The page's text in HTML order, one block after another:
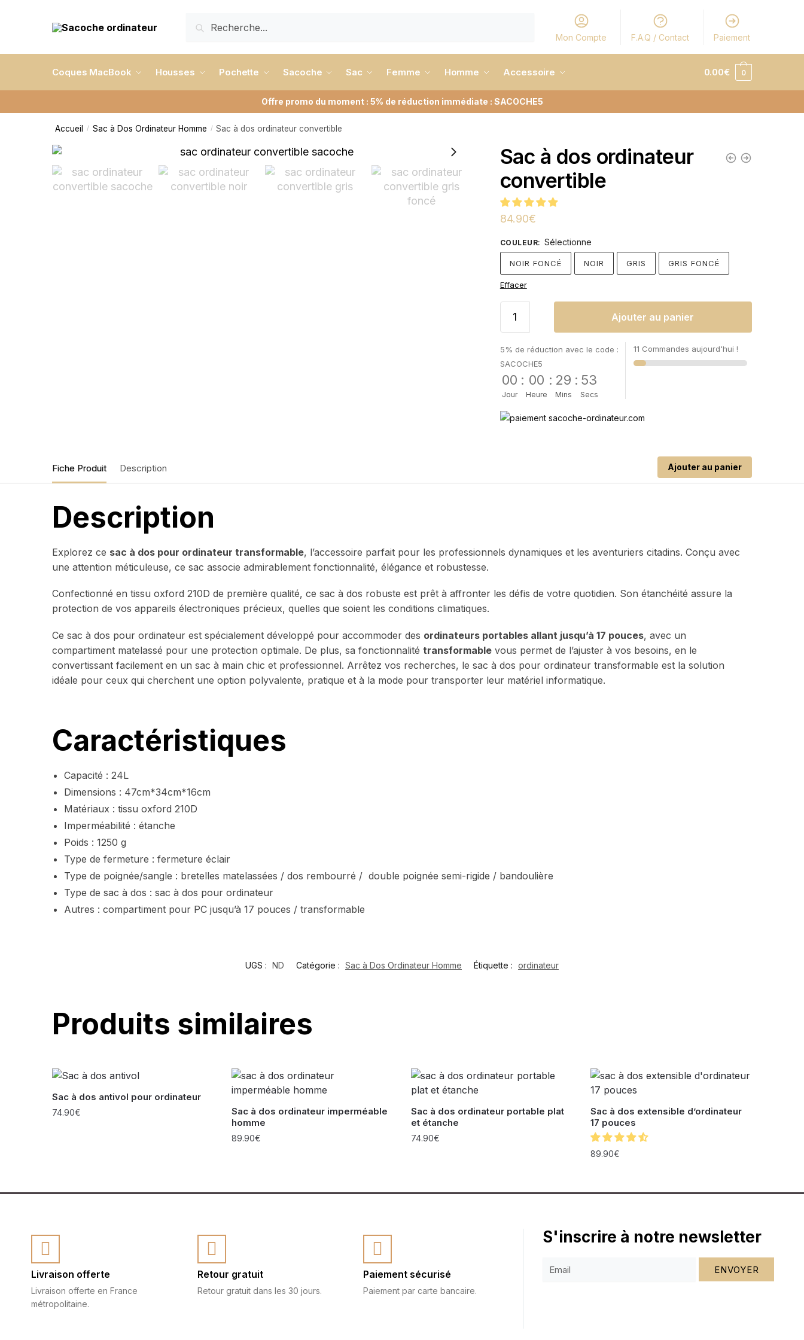
Mon Compte F.A.Q / Contact Paiement
Coques MacBook Housses Pochette Sacoche Sac Femme Homme Accessoire 0.00€ 0
Offre promo du moment : 5% de réduction immédiate : SACOCHE5
Accueil / Sac à Dos Ordinateur Homme / Sac à dos ordinateur convertible
Sac à dos ordinateur
convertible
84.90€
COULEUR: Sélectionne
NOIR FONCÉ NOIR GRIS GRIS FONCÉ
Effacer
Ajouter au panier
5% de réduction avec le code :
SACOCHE5
00
Jour
: 00
Heure
: 29
Mins
: 52
Secs
11 Commandes aujourd'hui !
Fiche Produit Description Ajouter au panier
Description
Explorez ce sac à dos pour ordinateur transformable, l’accessoire parfait pour les professionnels dynamiques et les aventuriers citadins. Conçu avec
une attention méticuleuse, ce sac associe admirablement fonctionnalité, élégance et robustesse.
Confectionné en tissu oxford 210D de première qualité, ce sac à dos robuste est prêt à affronter les défis de votre quotidien. Son étanchéité assure la
protection de vos appareils électroniques précieux, quelles que soient les conditions climatiques.
Ce sac à dos pour ordinateur est spécialement développé pour accommoder des ordinateurs portables allant jusqu’à 17 pouces, avec un
compartiment matelassé pour une protection optimale. De plus, sa fonctionnalitétransformable vous permet de l’ajuster à vos besoins, en le
convertissant facilement en un sac à main chic et professionnel. Arrêtez vos recherches, le sac à dos pour ordinateur transformable est la solution
idéale pour ceux qui cherchent une option polyvalente, pratique et à la mode pour transporter leur matériel informatique.
Caractéristiques
Capacité : 24L
Dimensions : 47cm*34cm*16cm
Matériaux : tissu oxford 210D
Imperméabilité : étanche
Poids : 1250 g
Type de fermeture : fermeture éclair
Type de poignée/sangle : bretelles matelassées / dos rembourré / double poignée semi-rigide / bandoulière
Type de sac à dos : sac à dos pour ordinateur
Autres : compartiment pour PC jusqu’à 17 pouces / transformable
UGS : ND Catégorie : Sac à Dos Ordinateur Homme Étiquette : ordinateur
Produits similaires
Sac à dos antivol pour ordinateur
74.90€
Sac à dos ordinateur imperméable
homme
89.90€
Sac à dos ordinateur portable plat
et étanche
74.90€
Sac à dos extensible d’ordinateur
17 pouces
89.90€
Livraison offerte
Livraison offerte en France
métropolitaine.
Retour gratuit
Retour gratuit dans les 30 jours.
Paiement sécurisé
Paiement par carte bancaire.
S'inscrire à notre newsletter
ENVOYER